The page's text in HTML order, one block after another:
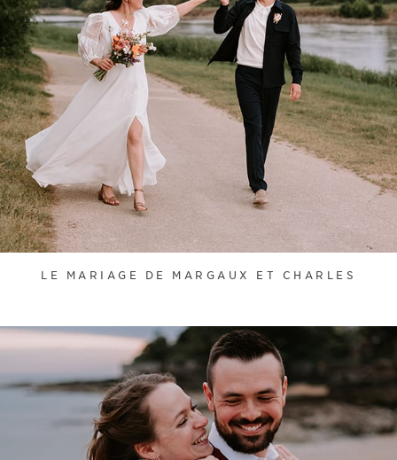
LE MARIAGE DE MARGAUX ET CHARLES